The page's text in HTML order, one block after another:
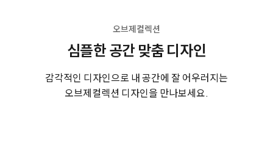
오브제컬렉션
심플한 공간 맞춤 디자인
감각적인 디자인으로 내 공간에 잘 어우러지는
오브제컬렉션 디자인을 만나보세요.